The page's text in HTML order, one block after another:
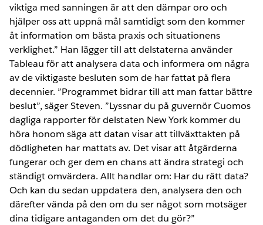
viktiga med sanningen är att den dämpar oro och
hjälper oss att uppnå mål samtidigt som den kommer
åt information om bästa praxis och situationens
verklighet.” Han lägger till att delstaterna använder
Tableau för att analysera data och informera om några
av de viktigaste besluten som de har fattat på flera
decennier. ”Programmet bidrar till att man fattar bättre
beslut”, säger Steven. ”Lyssnar du på guvernör Cuomos
dagliga rapporter för delstaten New York kommer du
höra honom säga att datan visar att tillväxttakten på
dödligheten har mattats av. Det visar att åtgärderna
fungerar och ger dem en chans att ändra strategi och
ständigt omvärdera. Allt handlar om: Har du rätt data?
Och kan du sedan uppdatera den, analysera den och
därefter vända på den om du ser något som motsäger
dina tidigare antaganden om det du gör?”